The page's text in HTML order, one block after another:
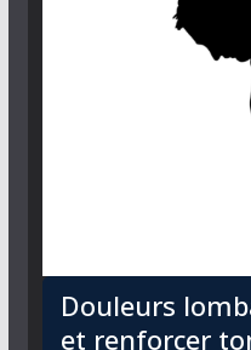
Douleurs
et renforcer